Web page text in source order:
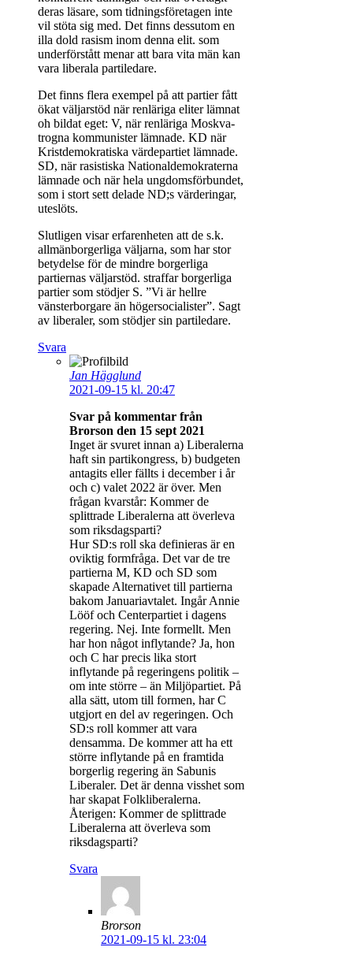
deras läsare, som tidningsföretagen inte
vil stöta sig med. Det finns dessutom en
illa dold rasism inom denna elit. som
underförstått menar att bara vita män kan
vara liberala partiledare.
Det finns flera exempel på att partier fått
ökat väljarstöd när renläriga eliter lämnat
oh bildat eget: V, när renläriga Moskva-
trogna kommunister lämnade. KD när
Kristdemokratiska värdepartiet lämnade.
SD, när rasistiska Nationaldemokraterna
lämnade och när hela ungdomsförbundet,
som i stort sett delade ND;s värderingar,
uteslöts.
Slutligen visar erfarenheten att de s.k.
allmänborgerliga väljarna, som har stor
betydelse för de mindre borgerliga
partiernas väljarstöd. straffar borgerliga
partier som stödjer S. ”Vi är hellre
vänsterborgare än högersocialister”. Sagt
av liberaler, som stödjer sin partiledare.
Svara
Jan Hägglund
2021-09-15 kl. 20:47
Svar på kommentar från
Brorson den 15 sept 2021
Inget är svuret innan a) Liberalerna
haft sin partikongress, b) budgeten
antagits eller fällts i december i år
och c) valet 2022 är över. Men
frågan kvarstår: Kommer de
splittrade Liberalerna att överleva
som riksdagsparti?
Hur SD:s roll ska definieras är en
oviktig formfråga. Det var de tre
partierna M, KD och SD som
skapade Alternativet till partierna
bakom Januariavtalet. Ingår Annie
Lööf och Centerpartiet i dagens
regering. Nej. Inte formellt. Men
har hon något inflytande? Ja, hon
och C har precis lika stort
inflytande på regeringens politik –
om inte större – än Miljöpartiet. På
alla sätt, utom till formen, har C
utgjort en del av regeringen. Och
SD:s roll kommer att vara
densamma. De kommer att ha ett
större inflytande på en framtida
borgerlig regering än Sabunis
Liberaler. Det är denna visshet som
har skapat Folkliberalerna.
Återigen: Kommer de splittrade
Liberalerna att överleva som
riksdagsparti?
Svara
Brorson
2021-09-15 kl. 23:04